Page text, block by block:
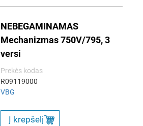
NEBEGAMINAMAS
Mechanizmas 750V/795, 3
versi
Prekės kodas
R09119000
VBG
Į krepšelį